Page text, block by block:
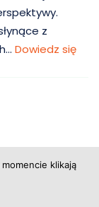
z
Dowiedz się
klikają